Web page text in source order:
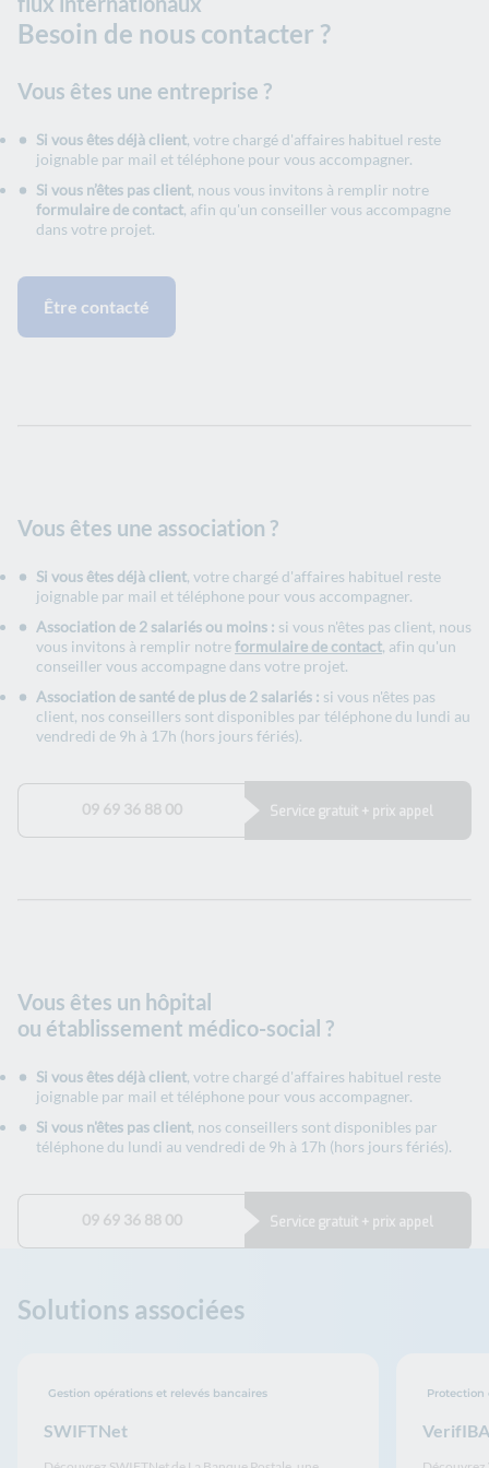
Besoin de nous contacter ?
Vous êtes une entreprise ?
Si vous êtes déjà client, votre chargé d'affaires habituel reste
joignable par mail et téléphone pour vous accompagner.
Si vous n’êtes pas client, nous vous invitons à remplir notre
formulaire de contact, afin qu'un conseiller vous accompagne
dans votre projet.
Être contacté
Vous êtes une association ?
Si vous êtes déjà client, votre chargé d'affaires habituel reste
joignable par mail et téléphone pour vous accompagner.
Association de 2 salariés ou moins : si vous n'êtes pas client, nous
vous invitons à remplir notreformulaire de contact, afin qu'un
conseiller vous accompagne dans votre projet.
Association de santé de plus de 2 salariés : si vous n'êtes pas
client, nos conseillers sont disponibles par téléphone du lundi au
vendredi de 9h à 17h (hors jours fériés).
09 69 36 88 00 Service gratuit + prix appel
Vous êtes un hôpital
ou établissement médico-social ?
Si vous êtes déjà client, votre chargé d'affaires habituel reste
joignable par mail et téléphone pour vous accompagner.
Si vous n'êtes pas client, nos conseillers sont disponibles par
téléphone du lundi au vendredi de 9h à 17h (hors jours fériés).
09 69 36 88 00 Service gratuit + prix appel
Solutions associées
SWIFTNet
Gestion opérations et relevés bancaires Protection